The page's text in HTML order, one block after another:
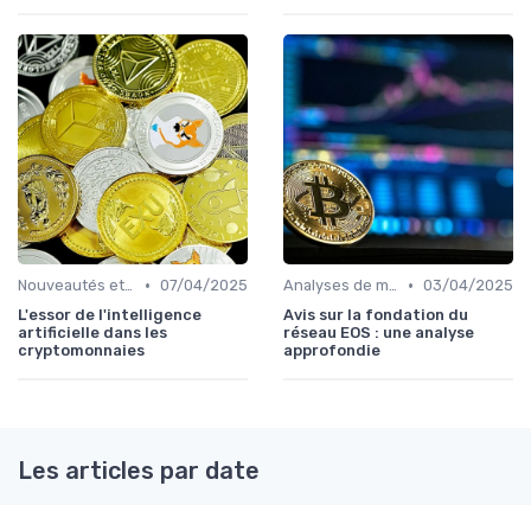
Nouveautés et innovations • 07/04/2025
L'essor de l'intelligence
artificielle dans les
cryptomonnaies
Analyses de marché • 03/04/2025
Avis sur la fondation du
réseau EOS : une analyse
approfondie
Les articles par date